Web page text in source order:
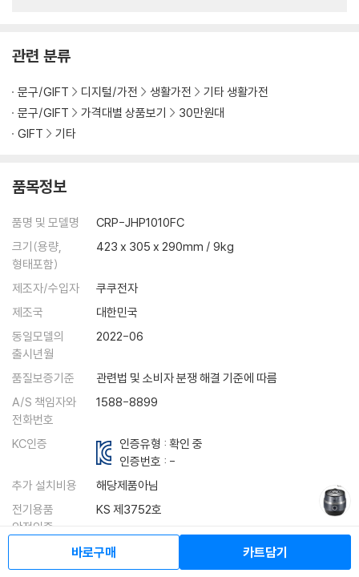
관련 분류
문구/GIFT 디지털/가전 생활가전
기타 생활가전
문구/GIFT
가격대별 상품보기
30만원대
GIFT
기타
품목정보
품명 및 모델명
CRP-JHP1010FC
크기(용량,
형태포함)
423 x 305 x 290mm / 9kg
제조자/수입자
쿠쿠전자
제조국
대한민국
동일모델의
출시년월
2022-06
품질보증기준
관련법 및 소비자 분쟁 해결 기준에 따름
A/S 책임자와
전화번호
1588-8899
KC인증
인증유형 : 확인 중
인증번호 : -
추가 설치비용
해당제품아님
전기용품
안전인증
KS 제3752호
정격전압/소비전력/
에너지소비효율등급
220V/60Hz, 1455W / 1등급
바로구매 카트담기